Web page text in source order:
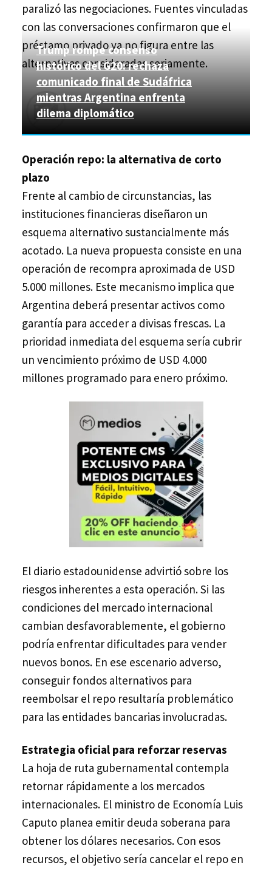
paralizó las negociaciones. Fuentes vinculadas
con las conversaciones confirmaron que el
préstamo privado ya no figura entre las
alternativas consideradas seriamente.
Trump rompe consenso
histórico del G20: rechaza
comunicado final de Sudáfrica
mientras Argentina enfrenta
dilema diplomático
Operación repo: la alternativa de corto
plazo
Frente al cambio de circunstancias, las
instituciones financieras diseñaron un
esquema alternativo sustancialmente más
acotado. La nueva propuesta consiste en una
operación de recompra aproximada de USD
5.000 millones. Este mecanismo implica que
Argentina deberá presentar activos como
garantía para acceder a divisas frescas. La
prioridad inmediata del esquema sería cubrir
un vencimiento próximo de USD 4.000
millones programado para enero próximo.
El diario estadounidense advirtió sobre los
riesgos inherentes a esta operación. Si las
condiciones del mercado internacional
cambian desfavorablemente, el gobierno
podría enfrentar dificultades para vender
nuevos bonos. En ese escenario adverso,
conseguir fondos alternativos para
reembolsar el repo resultaría problemático
para las entidades bancarias involucradas.
Estrategia oficial para reforzar reservas
La hoja de ruta gubernamental contempla
retornar rápidamente a los mercados
internacionales. El ministro de Economía Luis
Caputo planea emitir deuda soberana para
obtener los dólares necesarios. Con esos
recursos, el objetivo sería cancelar el repo en